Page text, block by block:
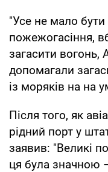
"Усе не мало
пожежогасіння,
загасити вогонь,
допомагали
із моряків на на
Після того, як
рідний порт у
заявив: "Великі
ця була значною